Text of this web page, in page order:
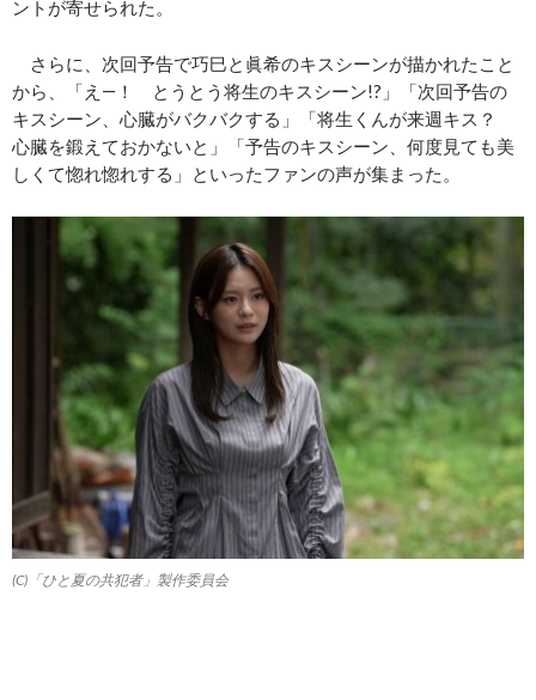
ントが寄せられた。
さらに、次回予告で巧巳と眞希のキスシーンが描かれたこと
から、「え―！ とうとう将生のキスシーン!?」「次回予告の
キスシーン、心臓がバクバクする」「将生くんが来週キス？
心臓を鍛えておかないと」「予告のキスシーン、何度見ても美
しくて惚れ惚れする」といったファンの声が集まった。
(C)「ひと夏の共犯者」製作委員会